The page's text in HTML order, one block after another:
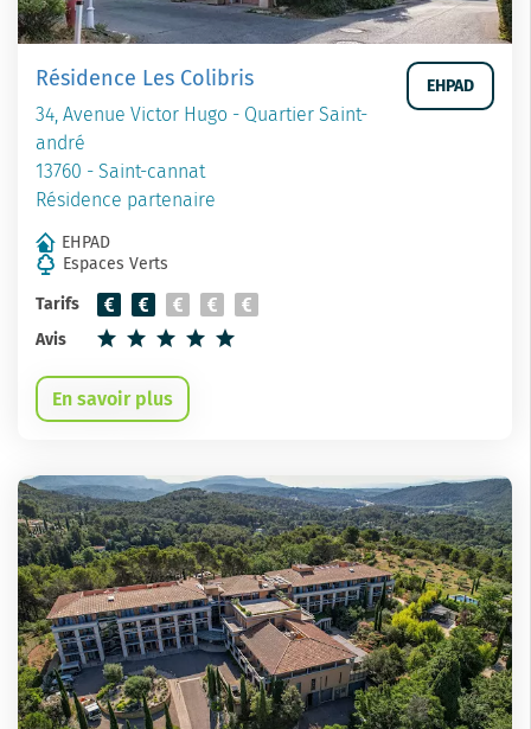
Résidence Les Colibris
34, Avenue Victor Hugo - Quartier Saint-
andré
13760 - Saint-cannat
Résidence partenaire
EHPAD
EHPAD
Espaces Verts
Tarifs
Avis
En savoir plus